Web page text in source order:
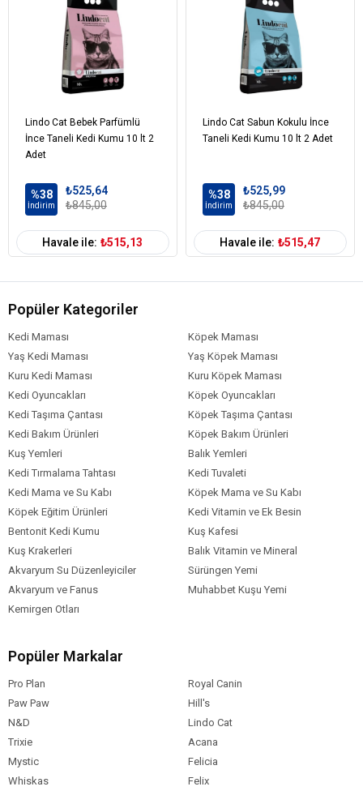
Kullandığınız kumu başka bir kumla karıştırmayın.
Kum kabını mama ve su kabından uzakta konumlandırın.
Kalın Taneli
Karakteristik Topaklanan
Özel İhtiyaç
Cinsi
Lindo Cat Bebek Parfümlü
İnce Taneli Kedi Kumu 10 lt 2
Adet
%38
İndirim
₺525,64
₺845,00
Havale ile: ₺515,13
Lindo Cat Sabun Kokulu İnce
Taneli Kedi Kumu 10 lt 2 Adet
%38
İndirim
₺525,99
₺845,00
Havale ile: ₺515,47
Popüler Kategoriler
Kedi Maması
Köpek Maması
Yaş Kedi Maması
Yaş Köpek Maması
Kuru Kedi Maması
Kuru Köpek Maması
Kedi Oyuncakları
Köpek Oyuncakları
Kedi Taşıma Çantası
Köpek Taşıma Çantası
Kedi Bakım Ürünleri
Köpek Bakım Ürünleri
Kuş Yemleri
Balık Yemleri
Kedi Tırmalama Tahtası
Kedi Tuvaleti
Kedi Mama ve Su Kabı
Köpek Mama ve Su Kabı
Köpek Eğitim Ürünleri
Kedi Vitamin ve Ek Besin
Bentonit Kedi Kumu
Kuş Kafesi
Kuş Krakerleri
Balık Vitamin ve Mineral
Akvaryum Su Düzenleyiciler
Sürüngen Yemi
Akvaryum ve Fanus
Muhabbet Kuşu Yemi
Kemirgen Otları
Popüler Markalar
Pro Plan
Royal Canin
Paw Paw
Hill's
N&D
Lindo Cat
Trixie
Acana
Mystic
Felicia
Whiskas
Felix